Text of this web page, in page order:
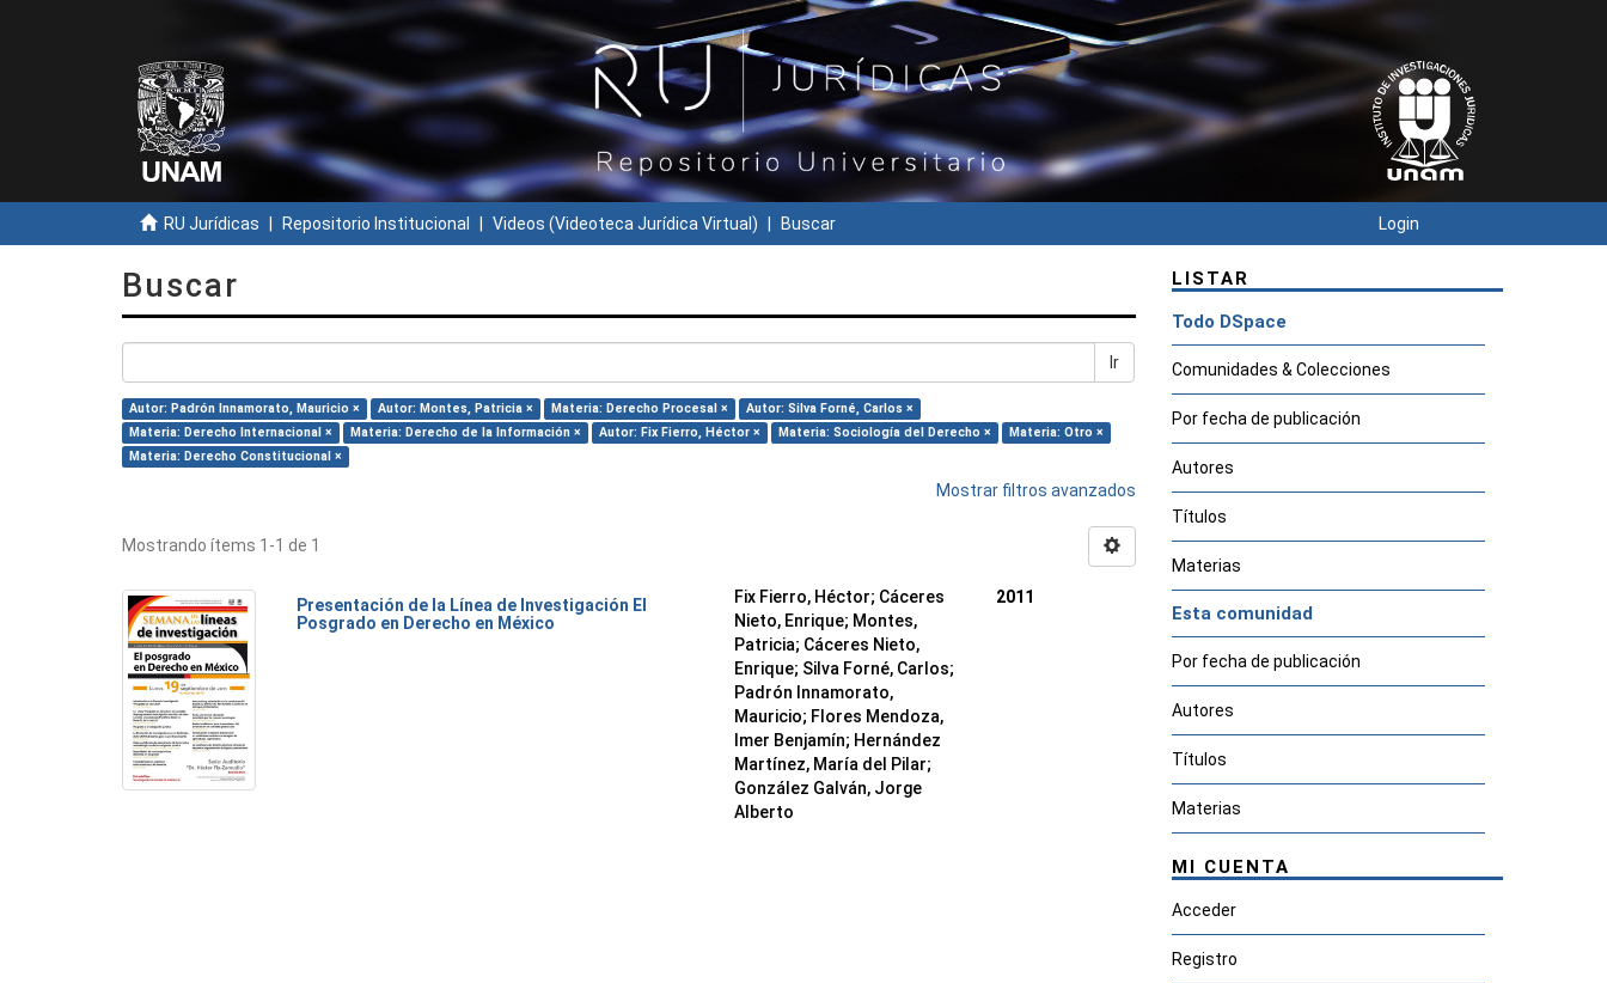
RU Jurídicas Repositorio Institucional Videos (Videoteca Jurídica Virtual) Buscar Login
Buscar
Ir
Autor: Padrón Innamorato, Mauricio × Autor: Montes, Patricia × Materia: Derecho Procesal ×
Autor: Silva Forné, Carlos ×
Materia: Derecho Internacional ×
Materia: Derecho de la Información × Autor: Fix Fierro, Héctor × Materia: Sociología del Derecho ×
Materia: Otro ×
Materia: Derecho Constitucional ×
Mostrar filtros avanzados
Mostrando ítems 1-1 de 1
Presentación de la Línea de Investigación El
Posgrado en Derecho en México
Fix Fierro, Héctor; Cáceres
Nieto, Enrique; Montes,
Patricia; Cáceres Nieto,
Enrique; Silva Forné, Carlos;
Padrón Innamorato,
Mauricio; Flores Mendoza,
Imer Benjamín; Hernández
Martínez, María del Pilar;
González Galván, Jorge
Alberto
2011
LISTAR
Todo DSpace
Comunidades & Colecciones
Por fecha de publicación
Autores
Títulos
Materias
Esta comunidad
Por fecha de publicación
Autores
Títulos
Materias
MI CUENTA
Acceder
Registro